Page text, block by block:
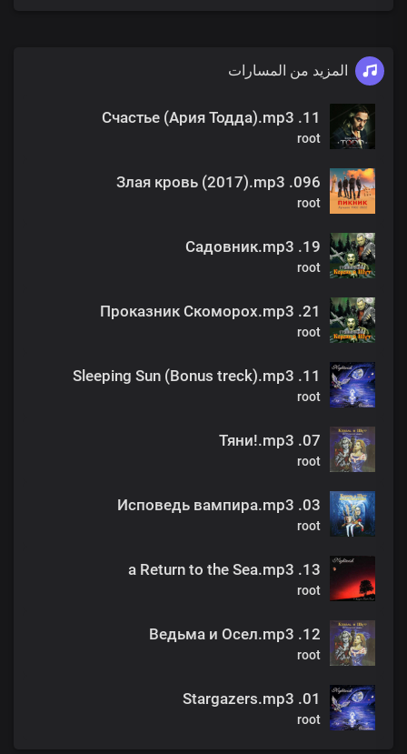
المزيد من المسارات
11. Счастье (Ария Тодда).mp3
root
096. Злая кровь (2017).mp3
root
19. Садовник.mp3
root
21. Проказник Скоморох.mp3
root
11. Sleeping Sun (Bonus treck).mp3
root
07. Тяни!.mp3
root
03. Исповедь вампира.mp3
root
13. a Return to the Sea.mp3
root
12. Ведьма и Осел.mp3
root
01. Stargazers.mp3
root